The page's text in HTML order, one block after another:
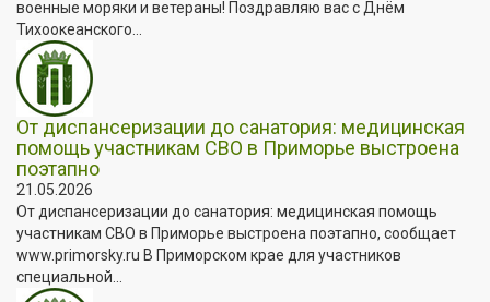
военные моряки и ветераны! Поздравляю вас с Днём
Тихоокеанского...
От диспансеризации до санатория: медицинская
помощь участникам СВО в Приморье выстроена
поэтапно
21.05.2026
От диспансеризации до санатория: медицинская помощь
участникам СВО в Приморье выстроена поэтапно, сообщает
www.primorsky.ru В Приморском крае для участников
специальной...